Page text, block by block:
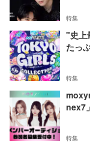
特集
"史上
たっ
特集
nex7」
特集